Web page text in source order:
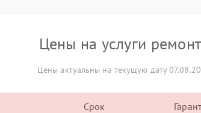
Цены на услуги
Цены актуальны на текущую дату
Срок